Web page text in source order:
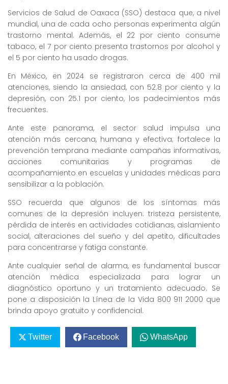
Servicios de Salud de Oaxaca (SSO) destaca que, a nivel
mundial, una de cada ocho personas experimenta algún
trastorno mental. Además, el 22 por ciento consume
tabaco, el 7 por ciento presenta trastornos por alcohol y
el 5 por ciento ha usado drogas.
En México, en 2024 se registraron cerca de 400 mil
atenciones, siendo la ansiedad, con 52.8 por ciento y la
depresión, con 25.1 por ciento, los padecimientos más
frecuentes.
Ante este panorama, el sector salud impulsa una
atención más cercana, humana y efectiva; fortalece la
prevención temprana mediante campañas informativas,
acciones comunitarias y programas de
acompañamiento en escuelas y unidades médicas para
sensibilizar a la población.
SSO recuerda que algunos de los síntomas más
comunes de la depresión incluyen: ⁠tristeza persistente,
pérdida de interés en actividades cotidianas, ⁠aislamiento
social, ⁠alteraciones del sueño y del apetito, dificultades
para concentrarse y fatiga constante.
Ante cualquier señal de alarma, es fundamental buscar
atención médica especializada para lograr un
diagnóstico oportuno y un tratamiento adecuado. Se
pone a disposición la Línea de la Vida 800 911 2000 que
brinda apoyo gratuito y confidencial.
Twitter Facebook WhatsApp